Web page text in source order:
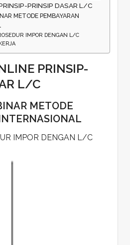
PRINSIP DASAR L/C
METODE PEMBAYARAN
IMPOR DENGAN L/C
PRINSIP-
L/C
METODE
IMPOR DENGAN L/C